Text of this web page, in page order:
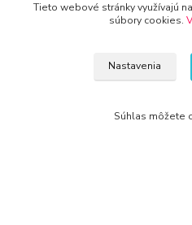
Tieto webové stránky využívajú
súbory cookies.
Nastavenia
Súhlas môžete